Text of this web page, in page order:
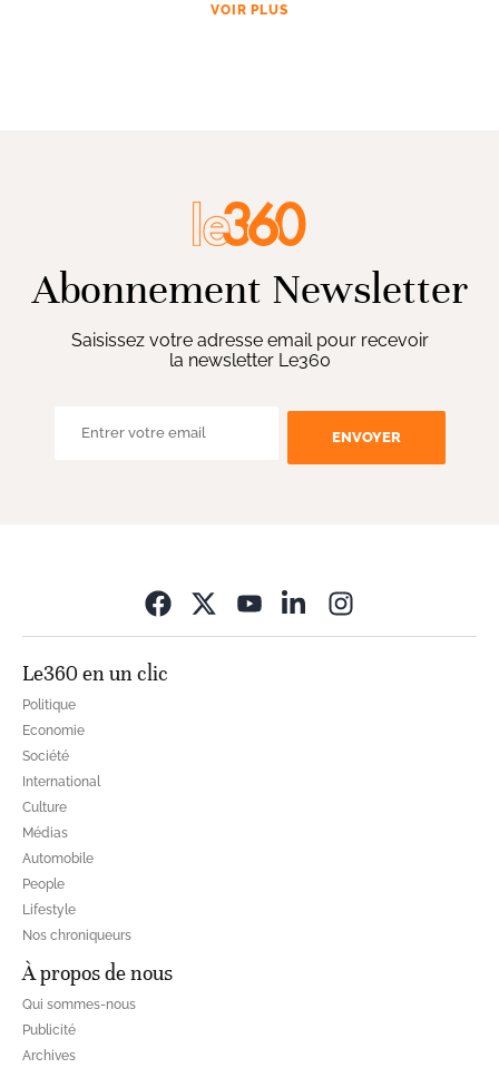
VOIR PLUS
Abonnement Newsletter
Saisissez votre adresse email pour recevoir
la newsletter Le360
ENVOYER
Le360 en un clic
Politique
Economie
Société
International
Culture
Médias
Automobile
People
Lifestyle
Nos chroniqueurs
À propos de nous
Qui sommes-nous
Publicité
Archives